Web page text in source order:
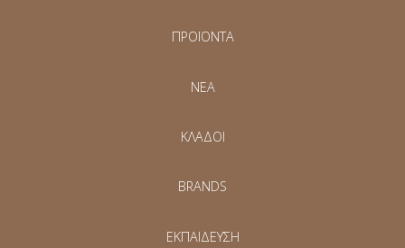
ΠΡΟΪΟΝΤΑ
NEA
ΚΛΑΔΟΙ
BRANDS
ΕΚΠΑΙΔΕΥΣΗ